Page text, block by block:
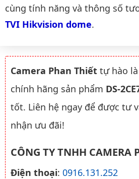
cùng tính năng và thông số
TVI Hikvision dome.
Camera Phan Thiết tự hào
chính hãng sản phẩm DS-
tốt. Liên hệ ngay để được tư
nhận ưu đãi!
CÔNG TY TNHH CAMERA
Điện thoại: 0916.131.252